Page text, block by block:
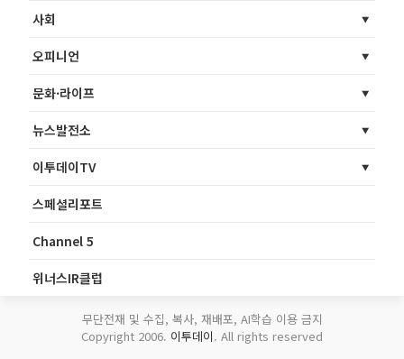
사회
오피니언
문화·라이프
뉴스발전소
이투데이TV
스페셜리포트
Channel 5
위너스IR클럽
무단전재 및 수집, 복사, 재배포, AI학습 이용 금지
Copyright 2006. 이투데이. All rights reserved